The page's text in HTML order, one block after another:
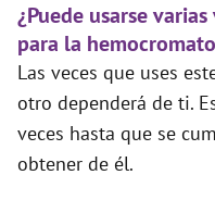
¿Puede usarse
para la
Las veces que uses
otro dependerá de ti.
veces hasta que se
obtener de él.